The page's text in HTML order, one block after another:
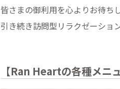
皆さまの御利用を心よりお待ち
引き続き訪問型リラクゼーショ
【Ran Heartの各種メニ